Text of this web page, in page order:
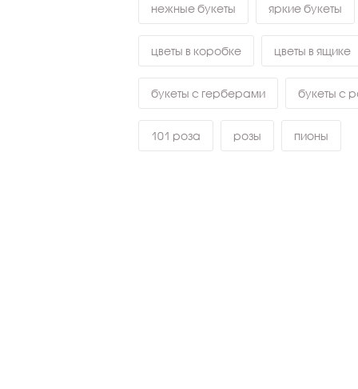
нежные букеты яркие букеты
цветы в коробке цветы в ящике
букеты с герберами букеты с
101 роза розы пионы